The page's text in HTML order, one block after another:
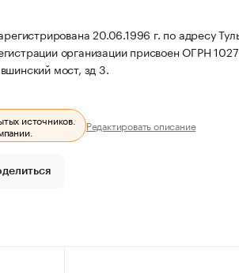
20.06.1996 г. по адресу
организации присвоен ОГРН
мост, зд 3.
источников. Редактировать описание